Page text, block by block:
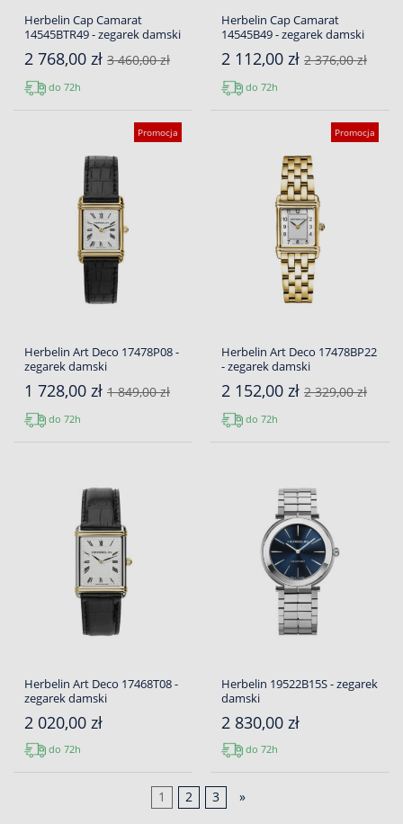
Herbelin Cap Camarat
14545BTR49 - zegarek damski
2 768,00 zł 3 460,00 zł
do 72h
Herbelin Cap Camarat
14545B49 - zegarek damski
2 112,00 zł 2 376,00 zł
do 72h
Promocja
Herbelin Art Deco 17478P08 -
zegarek damski
1 728,00 zł 1 849,00 zł
do 72h
Promocja
Herbelin Art Deco 17478BP22
- zegarek damski
2 152,00 zł 2 329,00 zł
do 72h
Herbelin Art Deco 17468T08 -
zegarek damski
2 020,00 zł
do 72h
Herbelin 19522B15S - zegarek
damski
2 830,00 zł
do 72h
1 2 3 »